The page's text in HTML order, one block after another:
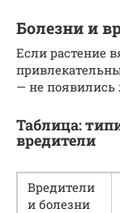
Болезни и
Если растение
— не появились
Таблица:
вредители
Вредители
и болезни